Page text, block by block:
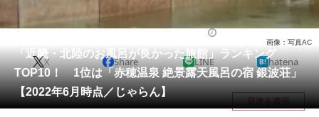
動物
会員記事
メディア
注目記事を集めた総合ページ
「近畿・北陸のお風呂が良かった旅館」ランキング
TOP10！ 1位は「赤穂温泉 絶景露天風呂の宿 銀波荘」
【2022年6月時点／じゃらん】
画像：写真AC
X Share LINE hatena
目次を表示